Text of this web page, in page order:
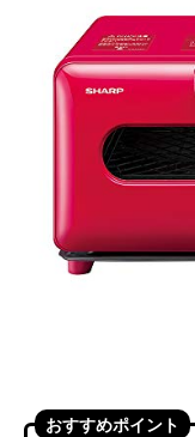
おすすめポイント